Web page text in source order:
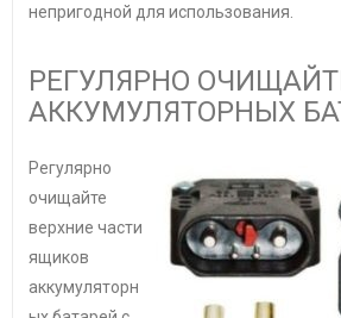
непригодной для использования.
РЕГУЛЯРНО
АККУМУЛЯТОРНЫХ
Регулярно
очищайте
верхние части
ящиков
аккумуляторн